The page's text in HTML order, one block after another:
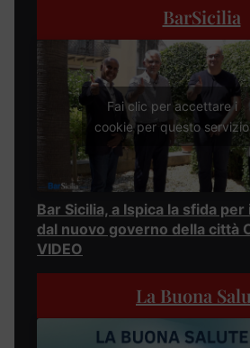
BarSicilia
Fai clic per accettare i
cookie per questo servizio
Bar Sicilia, a Ispica la sfida
dal nuovo governo della città
VIDEO
La Buona